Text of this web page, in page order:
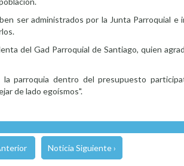
ser administrados por la Junta Parroquial
del Gad Parroquial de Santiago, quien
parroquia dentro del presupuesto
de lado egoísmos".
Noticia Siguiente ›